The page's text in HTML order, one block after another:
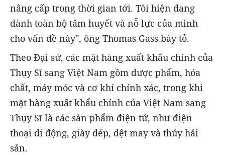
nâng cấp trong thời gian tới. Tôi hiện đang
dành toàn bộ tâm huyết và nỗ lực của mình
cho vấn đề này", ông Thomas Gass bày tỏ.
Theo Đại sứ, các mặt hàng xuất khẩu chính của
Thụy Sĩ sang Việt Nam gồm dược phẩm, hóa
chất, máy móc và cơ khí chính xác, trong khi
mặt hàng xuất khẩu chính của Việt Nam sang
Thụy Sĩ là các sản phẩm điện tử, như điện
thoại di động, giày dép, dệt may và thủy hải
sản.